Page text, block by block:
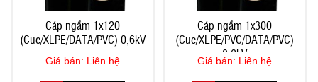
Cáp ngầm 1x120
(Cuc/XLPE/DATA/PVC) 0,6kV
Giá bán: Liên hệ
Cáp ngầm 1x300
(Cuc/XLPE/PVC/DATA/PVC)
0,6kV
Giá bán: Liên hệ